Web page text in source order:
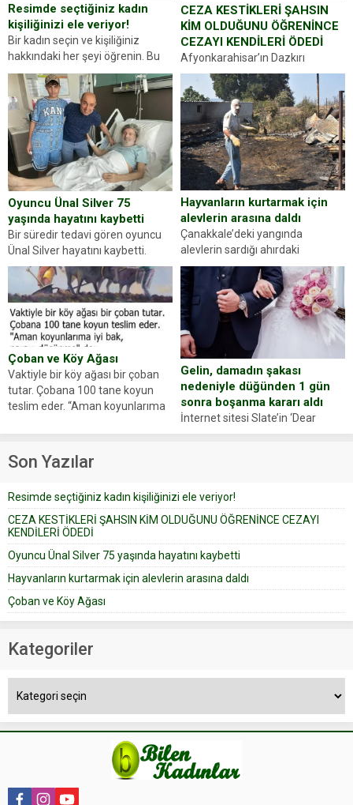
Resimde seçtiğiniz kadın
kişiliğinizi ele veriyor!
Bir kadın seçin ve kişiliğiniz
hakkındaki her şeyi öğrenin. Bu
kez karşınıza oldukça farklı bir
kişilik testiyle çıkıyoruz. Resimde
gördüğünüz kadın figürlerinden
dikkatinizi en...
CEZA KESTİKLERİ ŞAHSIN
KİM OLDUĞUNU ÖĞRENİNCE
CEZAYI KENDİLERİ ÖDEDİ
Afyonkarahisar’ın Dazkırı
ilçesinde trafik uygulaması
yapan jandarma ekipleri
durdurdukları bir otomobilin
sürücüsünden ehliyet ve ruhsat
sorup belgelerini istedi. Sürücü
Abdurrahman Ö.nün verdiği
evraklarda eksik olduğunu...
Oyuncu Ünal Silver 75
yaşında hayatını kaybetti
Bir süredir tedavi gören oyuncu
Ünal Silver hayatını kaybetti.
Haberi, oyuncunun menajerlik
ajansı duyurdu. Renda Güner,
sosyal medya hesabında “Usta
Oyuncumuz ve çok değerli
dostumuz...
Hayvanların kurtarmak için
alevlerin arasına daldı
Çanakkale’deki yangında
alevlerin sardığı ahırdaki
hayvanlarını kurtarmak isteyen
Zeki Demir (66) ölümden döndü.
Yüzünde ve ellerinde yanıklar
oluşan Demir, kâbus dolu anları
anlattı… Merkeze bağlı...
Çoban ve Köy Ağası
Vaktiyle bir köy ağası bir çoban
tutar. Çobana 100 tane koyun
teslim eder. “Aman koyunlarıma
Çoban koyunları alır gider. Aylar...
Gelin, damadın şakası
nedeniyle düğünden 1 gün
sonra boşanma kararı aldı
İnternet sitesi Slate’in ‘Dear
Prudence’ isimli tavsiye köşesine
yapıştırdığı için düğünden...
Son Yazılar
Resimde seçtiğiniz kadın kişiliğinizi ele veriyor!
CEZA KESTİKLERİ ŞAHSIN KİM OLDUĞUNU ÖĞRENİNCE CEZAYI
KENDİLERİ ÖDEDİ
Oyuncu Ünal Silver 75 yaşında hayatını kaybetti
Hayvanların kurtarmak için alevlerin arasına daldı
Çoban ve Köy Ağası
Kategoriler